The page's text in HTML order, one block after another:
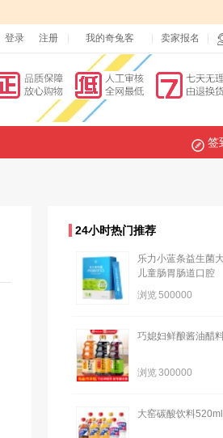
登录 注册 我的奇兔客 卖家报名
签
24小时热门推荐
乐力小蓝条益生菌
儿童肠胃肠道口腔
浏览500000
巧媳妇鲜酿酱油醋
浏览300000
大窑碳酸饮料